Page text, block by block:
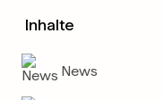
Inhalte
News